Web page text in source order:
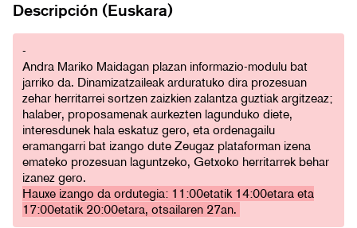
Descripción (Euskara)
-
Andra Mariko Maidagan plazan informazio-modulu bat
jarriko da. Dinamizatzaileak arduratuko dira prozesuan
zehar herritarrei sortzen zaizkien zalantza guztiak argitzeaz;
halaber, proposamenak aurkezten lagunduko diete,
interesdunek hala eskatuz gero, eta ordenagailu
eramangarri bat izango dute Zeugaz plataforman izena
emateko prozesuan laguntzeko, Getxoko herritarrek behar
izanez gero.
Hauxe izango da ordutegia: 11:00etatik 14:00etara eta
17:00etatik 20:00etara, otsailaren 27an.